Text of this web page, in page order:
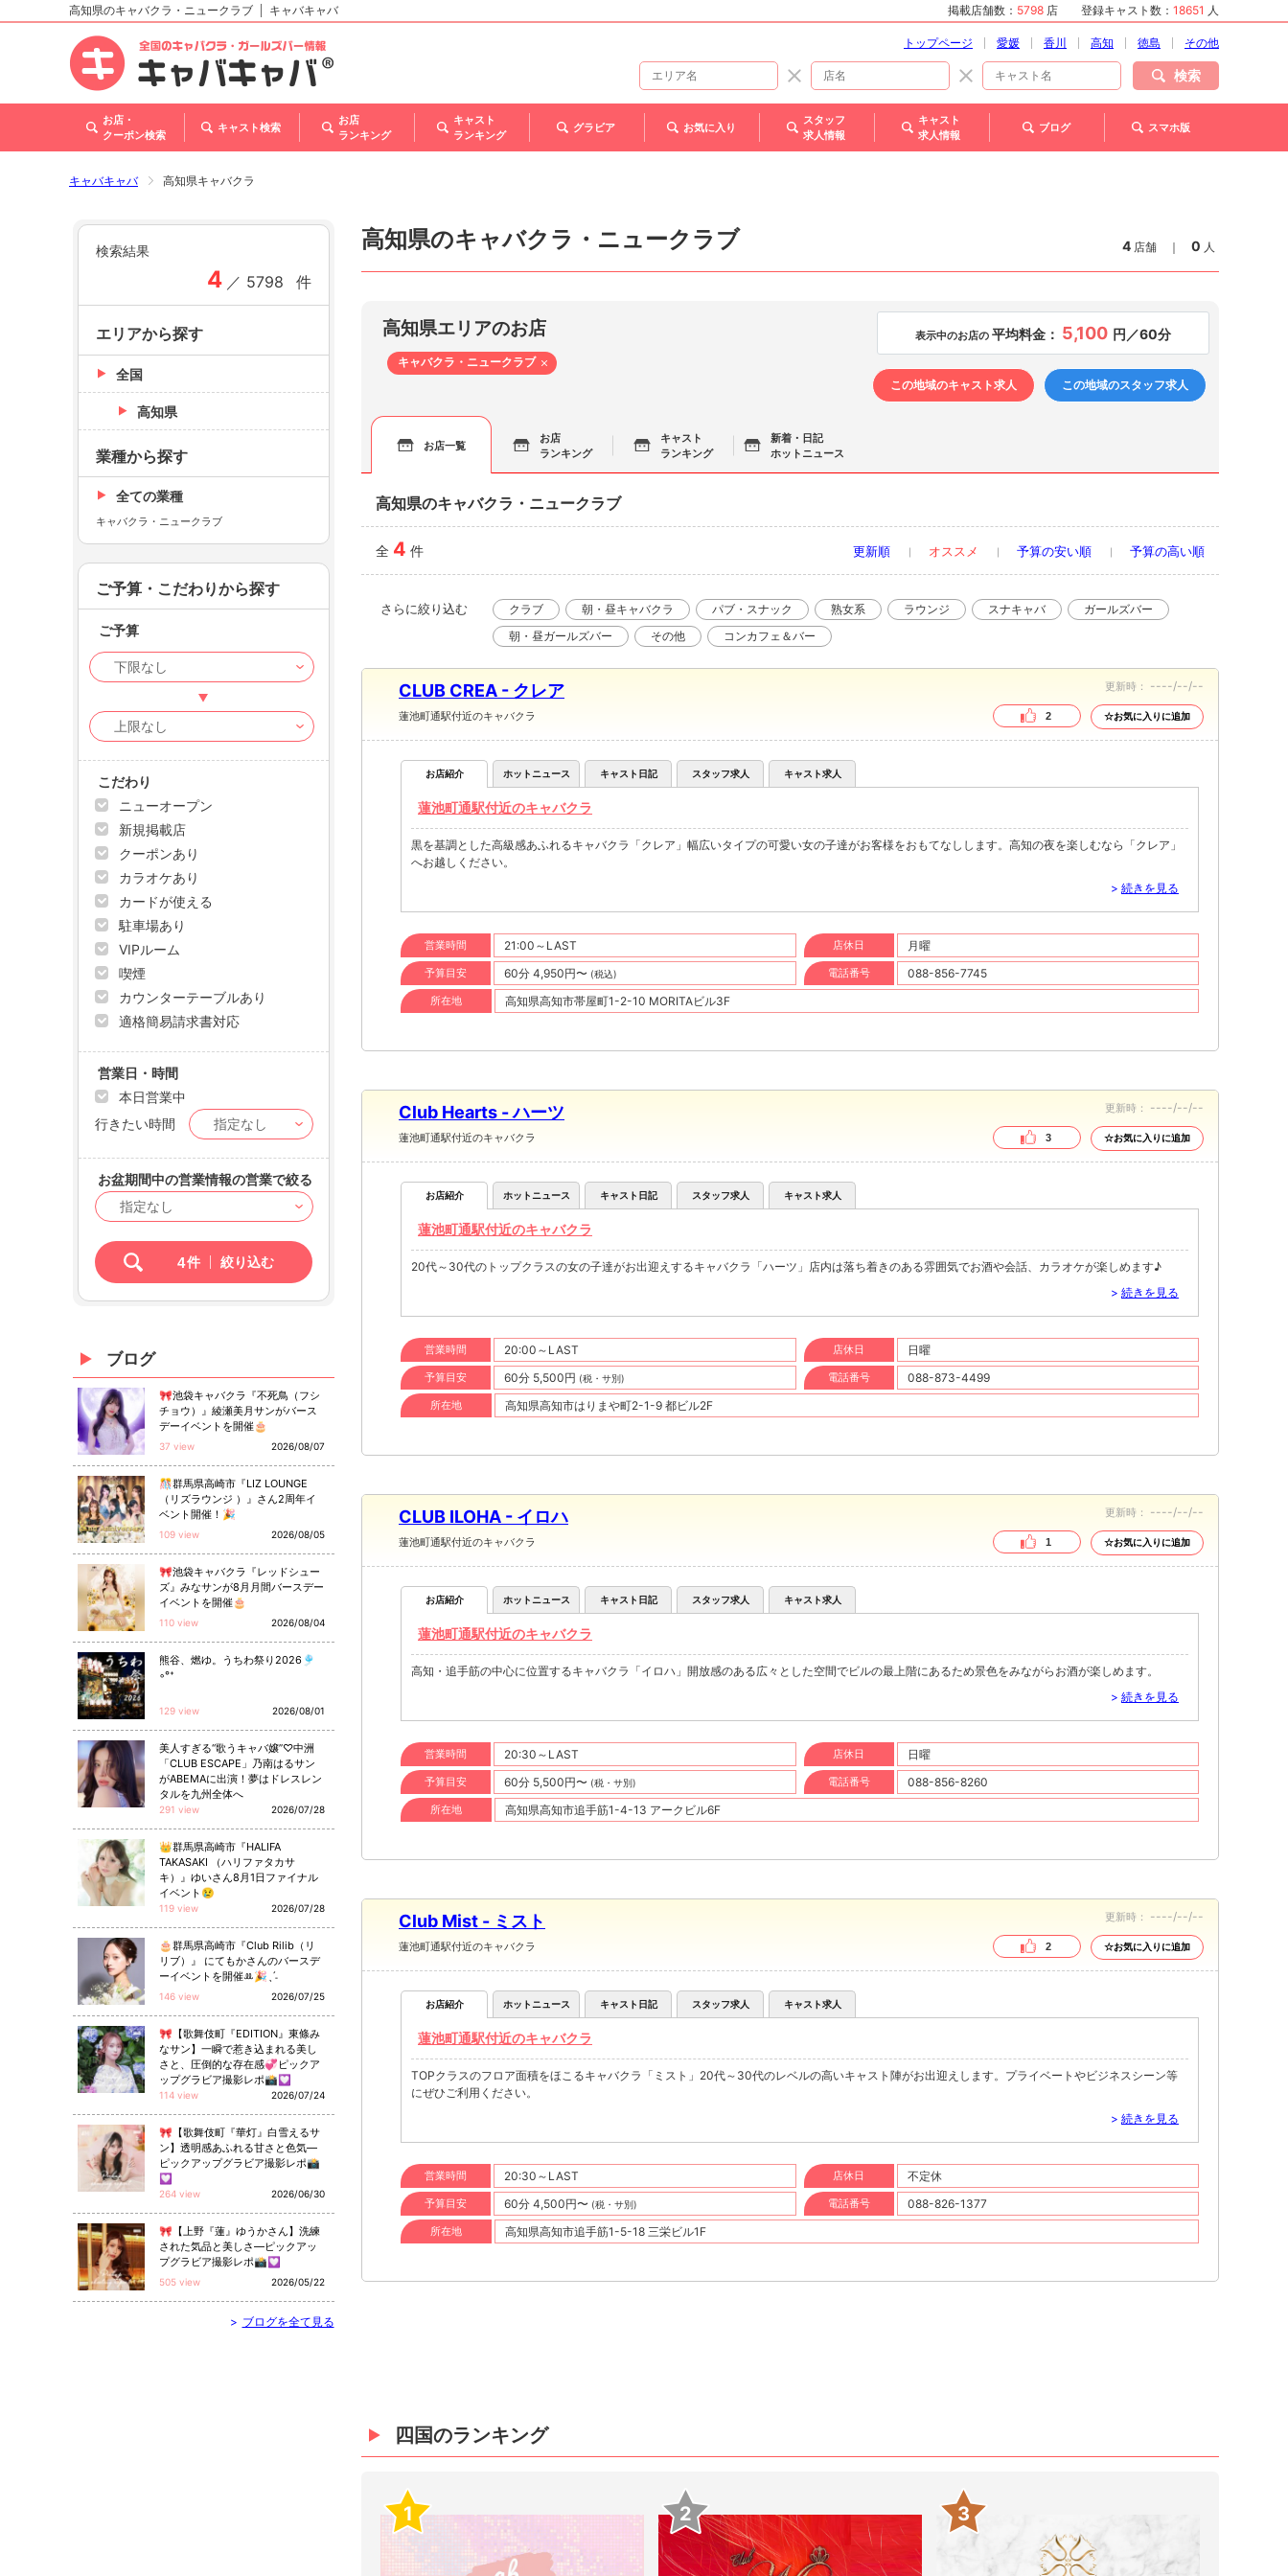
北海道
東北
甲信越・北陸
関西
高知県のキャバクラ・ニュークラブ キャバキャバ 掲載店舗数： 5798 店 登録キャスト数： 18651 人
トップページ 愛媛 香川 高知 徳島 その他
検索
お店・
クーポン検索
キャスト検索
お店
ランキング
キャスト
ランキング
グラビア お気に入り
スタッフ
求人情報
キャスト
求人情報
ブログ スマホ版
キャバキャバ 高知県キャバクラ
高知県のキャバクラ・ニュークラブ 4 店舗 ｜ 0 人
高知県エリアのお店 表示中のお店の 平均料金： 5,100 円／60分
キャバクラ・ニュークラブ
この地域のキャスト求人
この地域のスタッフ求人
お店一覧
お店
ランキング
キャスト
ランキング
新着・日記
ホットニュース
高知県のキャバクラ・ニュークラブ
全 4 件 更新順 オススメ 予算の安い順 予算の高い順
さらに絞り込む クラブ 朝・昼キャバクラ パブ・スナック 熟女系 ラウンジ スナキャバ
ガールズバー
朝・昼ガールズバー
その他 コンカフェ＆バー
CLUB CREA - クレア
蓮池町通駅付近のキャバクラ
更新時： ----/--/--
2 ☆お気に入りに追加
お店紹介 ホットニュース キャスト日記 スタッフ求人 キャスト求人
蓮池町通駅付近のキャバクラ
黒を基調とした高級感あふれるキャバクラ「クレア」幅広いタイプの可愛い女の子達がお客様をおもてなしします。高知の夜を楽しむなら「クレア」
へお越しください。
> 続きを見る
営業時間 21:00～LAST 店休日 月曜
予算目安 60分 4,950円〜 (税込) 電話番号 088-856-7745
所在地 高知県高知市帯屋町1-2-10 MORITAビル3F
Club Hearts - ハーツ
蓮池町通駅付近のキャバクラ
更新時： ----/--/--
3 ☆お気に入りに追加
お店紹介 ホットニュース キャスト日記 スタッフ求人 キャスト求人
蓮池町通駅付近のキャバクラ
20代～30代のトップクラスの女の子達がお出迎えするキャバクラ「ハーツ」店内は落ち着きのある雰囲気でお酒や会話、カラオケが楽しめます♪
> 続きを見る
営業時間 20:00～LAST 店休日 日曜
予算目安 60分 5,500円 (税・サ別) 電話番号 088-873-4499
所在地 高知県高知市はりまや町2-1-9 都ビル2F
CLUB ILOHA - イロハ
蓮池町通駅付近のキャバクラ
更新時： ----/--/--
1 ☆お気に入りに追加
お店紹介 ホットニュース キャスト日記 スタッフ求人 キャスト求人
蓮池町通駅付近のキャバクラ
高知・追手筋の中心に位置するキャバクラ「イロハ」開放感のある広々とした空間でビルの最上階にあるため景色をみながらお酒が楽しめます。
> 続きを見る
営業時間 20:30～LAST 店休日 日曜
予算目安 60分 5,500円〜 (税・サ別) 電話番号 088-856-8260
所在地 高知県高知市追手筋1-4-13 アークビル6F
Club Mist - ミスト
蓮池町通駅付近のキャバクラ
更新時： ----/--/--
2 ☆お気に入りに追加
お店紹介 ホットニュース キャスト日記 スタッフ求人 キャスト求人
蓮池町通駅付近のキャバクラ
TOPクラスのフロア面積をほこるキャバクラ「ミスト」20代～30代のレベルの高いキャスト陣がお出迎えします。プライベートやビジネスシーン等
にぜひご利用ください。
> 続きを見る
営業時間 20:30～LAST 店休日 不定休
予算目安 60分 4,500円〜 (税・サ別) 電話番号 088-826-1377
所在地 高知県高知市追手筋1-5-18 三栄ビル1F
四国のランキング
1 2 3
検索結果
4 ／ 5798 件
エリアから探す
全国
高知県
業種から探す
全ての業種
キャバクラ・ニュークラブ
ご予算・こだわりから探す
ご予算
こだわり
ニューオープン
新規掲載店
クーポンあり
カラオケあり
カードが使える
駐車場あり
VIPルーム
喫煙
カウンターテーブルあり
適格簡易請求書対応
営業日・時間
本日営業中
行きたい時間
お盆期間中の営業情報の営業で絞る
4件 絞り込む
ブログ
🎀池袋キャバクラ『不死鳥（フシ
チョウ）』綾瀬美月サンがバース
デーイベントを開催🎂
37 view 2026/08/07
🎊群馬県高崎市『LIZ LOUNGE
（リズラウンジ ）』さん2周年イ
ベント開催！🎉
109 view 2026/08/05
🎀池袋キャバクラ『レッドシュー
ズ』みなサンが8月月間バースデー
イベントを開催🎂
110 view 2026/08/04
熊谷、燃ゆ。うちわ祭り2026🎐
◦°⁺
129 view 2026/08/01
美人すぎる“歌うキャバ嬢”♡中洲
「CLUB ESCAPE」乃南はるサン
がABEMAに出演！夢はドレスレン
タルを九州全体へ
291 view 2026/07/28
👑群馬県高崎市『HALIFA
TAKASAKI （ハリファタカサ
キ）』ゆいさん8月1日ファイナル
イベント😢
119 view 2026/07/28
🎂群馬県高崎市『Club Rilib（リ
リブ）』 にてもかさんのバースデ
ーイベントを開催ꔛ🎉ˎˊ˗
146 view 2026/07/25
🎀【歌舞伎町『EDITION』東條み
なサン】一瞬で惹き込まれる美し
さと、圧倒的な存在感💞ピックア
ップグラビア撮影レポ📸💟
114 view 2026/07/24
🎀【歌舞伎町『華灯』白雪えるサ
ン】透明感あふれる甘さと色気—
ピックアップグラビア撮影レポ📸
💟
264 view 2026/06/30
🎀【上野『蓮』ゆうかさん】洗練
された気品と美しさ—ピックアッ
プグラビア撮影レポ📸💟
505 view 2026/05/22
> ブログを全て見る